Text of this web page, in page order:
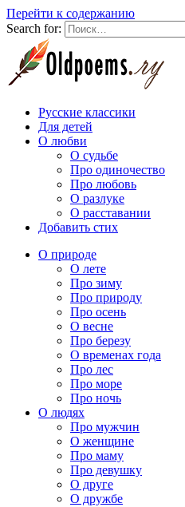
Перейти к содержанию
Search for:
Русские классики
Для детей
О любви
О судьбе
Про одиночество
Про любовь
О разлуке
О расставании
Добавить стих
О природе
О лете
Про зиму
Про природу
Про осень
О весне
Про березу
О временах года
Про лес
Про море
Про ночь
О людях
Про мужчин
О женщине
Про маму
Про девушку
О друге
О дружбе